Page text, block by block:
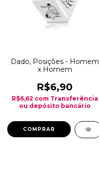
Dado, Posições - Homem
x Homem
R$6,90
R$6,62 com Transferência
ou depósito bancário